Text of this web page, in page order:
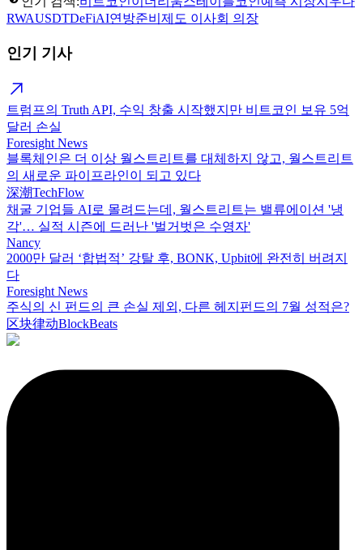
RWAUSDTDeFiAI연방준비제도 이사회 의장
인기 기사
트럼프의 Truth API, 수익 창출 시작했지만 비트코인 보유 5억
달러 손실
Foresight News
블록체인은 더 이상 월스트리트를 대체하지 않고, 월스트리트
의 새로운 파이프라인이 되고 있다
深潮TechFlow
채굴 기업들 AI로 몰려드는데, 월스트리트는 밸류에이션 '냉
각'… 실적 시즌에 드러난 '벌거벗은 수영자'
Nancy
2000만 달러 ‘합법적’ 강탈 후, BONK, Upbit에 완전히 버려지
다
Foresight News
주식의 신 펀드의 큰 손실 제외, 다른 헤지펀드의 7월 성적은?
区块律动BlockBeats